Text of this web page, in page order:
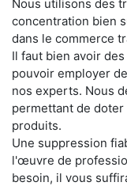
Nous utilisons des
concentration bien
dans le commerce
Il faut bien avoir
pouvoir employer
nos experts. Nous
permettant de
produits.
Une suppression
l'œuvre de
besoin, il vous